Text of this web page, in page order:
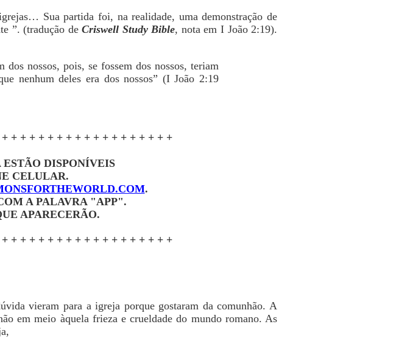
Sua partida foi, na realidade, uma demonstração de
”. (tradução deCriswell Study Bible, nota em I João 2:19).
nossos, pois, se fossem dos nossos, teriam
nenhum deles era dos nossos” (I João 2:19
+ + + + + + + + + + + + + + + + + +
ESTÃO DISPONÍVEIS
CELULAR.
.
A PALAVRA "APP".
APARECERÃO.
+ + + + + + + + + + + + + + + + + +
vieram para a igreja porque gostaram da comunhão. A
em meio àquela frieza e crueldade do mundo romano. As